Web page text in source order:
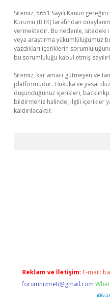
Sitemiz, 5651 Sayılı Kanun
Kurumu (BTK) tarafından
vermektedir. Bu nedenle,
veya araştırma yükümlülüğümüz
yazdıkları içeriklerin
bu sorumluluğu kabul etmiş
Sitemiz, kar amacı gütmeyen ve
platformudur. Hukuka ve yasal
düşündüğünüz içerikleri,
bildirmeniz halinde, ilgili içerikler
kaldırılacaktır.
Reklam ve İletişim: E-mail:
forumhizmeti@gmail.com